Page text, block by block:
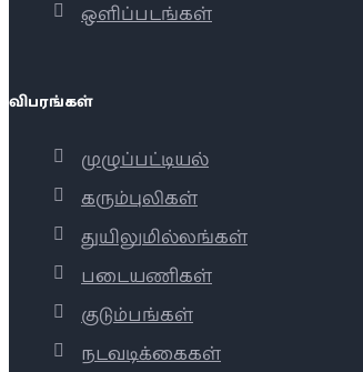
ஒளிப்படங்கள்
விபரங்கள்
முழுப்பட்டியல்
கரும்புலிகள்
துயிலுமில்லங்கள்
படையணிகள்
குடும்பங்கள்
நடவடிக்கைகள்